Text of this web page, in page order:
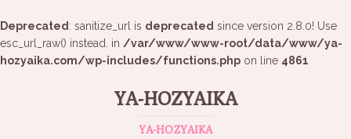
Deprecated : sanitize_url is deprecated since version 2.8.0! Use
esc_url_raw() instead. in /var/www/www-root/data/www/ya-
hozyaika.com/wp-includes/functions.php on line 4861
YA-HOZYAIKA
YA-HOZYAIKA